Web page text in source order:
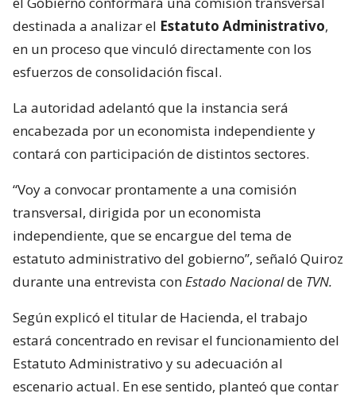
destinada a analizar el Estatuto Administrativo,
en un proceso que vinculó directamente con los
esfuerzos de consolidación fiscal.
La autoridad adelantó que la instancia será
encabezada por un economista independiente y
contará con participación de distintos sectores.
“Voy a convocar prontamente a una comisión
transversal, dirigida por un economista
independiente, que se encargue del tema de
estatuto administrativo del gobierno”, señaló Quiroz
durante una entrevista conEstado Nacionalde TVN.
Según explicó el titular de Hacienda, el trabajo
estará concentrado en revisar el funcionamiento del
Estatuto Administrativo y su adecuación al
escenario actual. En ese sentido, planteó que contar